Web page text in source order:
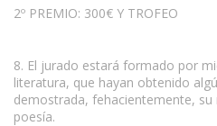
2º PREMIO: 300€ Y TROFEO
8. El jurado estará formado por
literatura, que hayan obtenido
demostrada, fehacientemente,
poesía.